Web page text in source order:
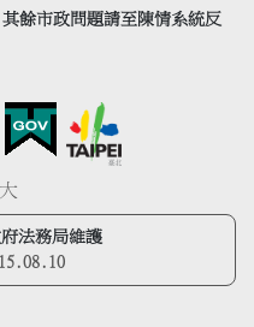
餘市政問題請至陳情系統反
大
法務局維護